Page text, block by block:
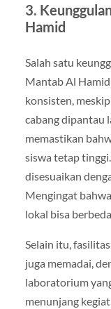
3.
Hamid
Salah satu
Mantab Al
konsisten,
cabang dipantau
memastikan
siswa tetap
disesuaikan
Mengingat
lokal bisa berbeda.
Selain itu,
juga memadai,
laboratorium
menunjang